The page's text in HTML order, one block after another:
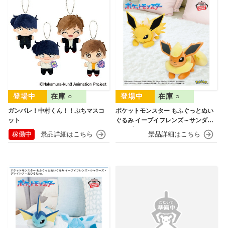
ガンバレ！中村くん！！ぷちマスコ
ット
在庫 ○
稼働中
ポケットモンスター もふぐっとぬい
ぐるみ イーブイフレンズ～サンダー
ス・ブースター～おひるねver.
在庫 ○